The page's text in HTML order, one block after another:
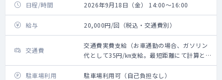
日程/時間 2026年9月18日（金） 14:00～16:00
給与 20,000円/回（税込・交通費別）
交通費
交通費実費支給（お車通勤の場合、ガソリン
代として35円/㎞支給。最短距離にて計算と
なります）※新幹線代・タクシー代・高速代
は支給不可
駐車場利用 駐車場利用可（自己負担なし）